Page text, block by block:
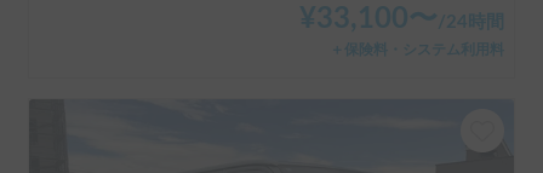
¥33,100〜 /24時間
＋保険料・システム利用料